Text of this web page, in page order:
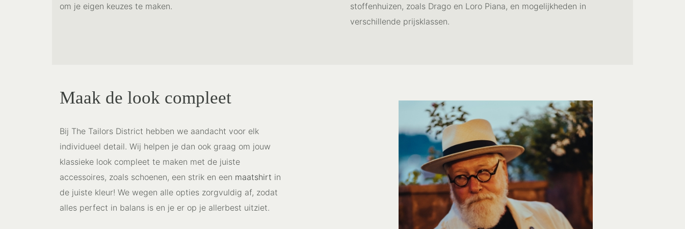
om je eigen keuzes te maken.
stoffenhuizen, zoals Drago en Loro Piana, en mogelijkheden in
verschillende prijsklassen.
Maak de look compleet
Bij The Tailors District hebben we aandacht voor elk
individueel detail. Wij helpen je dan ook graag om jouw
klassieke look compleet te maken met de juiste
accessoires, zoals schoenen, een strik en een maatshirt in
de juiste kleur! We wegen alle opties zorgvuldig af, zodat
alles perfect in balans is en je er op je allerbest uitziet.